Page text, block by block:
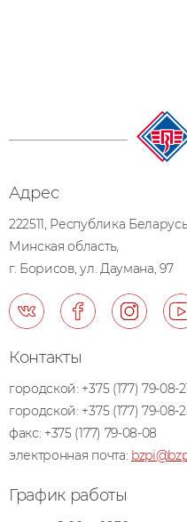
Адрес
222511, Республика
Минская область,
г. Борисов, ул. Даумана, 97
Контакты
городской: +375 (177) 79-08-
городской: +375 (177) 79-08-
факс: +375 (177) 79-08-08
электронная почта:
График работы